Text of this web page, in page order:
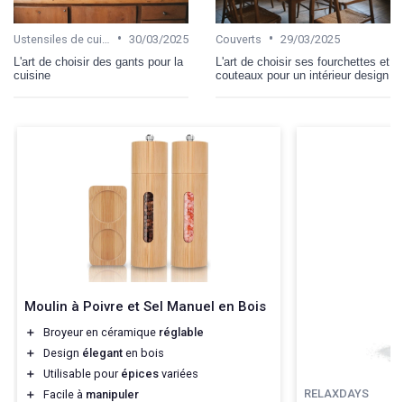
• 30/03/2025
L'art de choisir des gants pour la
cuisine
Couverts • 29/03/2025
L'art de choisir ses fourchettes et
couteaux pour un intérieur design
Moulin à Poivre et Sel Manuel en Bois
＋ Broyeur en céramique réglable
＋
Design élegant en bois
＋
Utilisable pour épices variées
＋
Facile à manipuler RELAXDAYS